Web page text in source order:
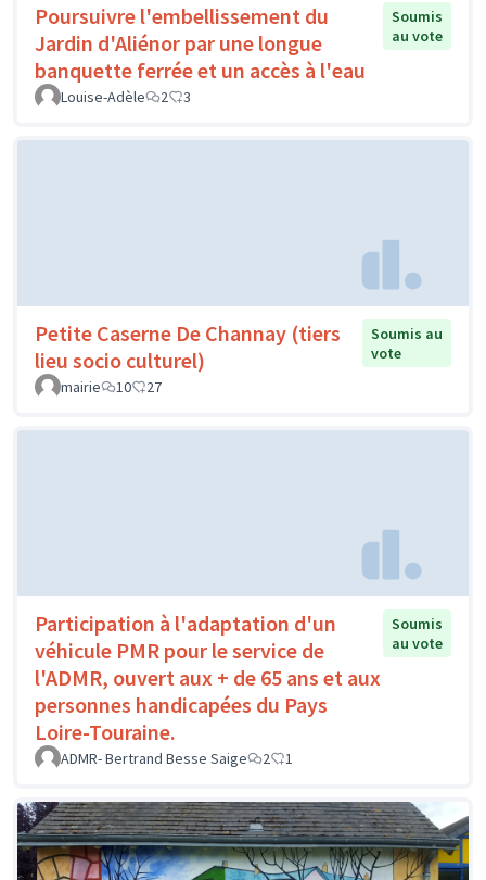
Poursuivre l'embellissement du
Jardin d'Aliénor par une longue
banquette ferrée et un accès à l'eau
Soumis
au vote
Louise-Adèle 2 3
Petite Caserne De Channay (tiers
lieu socio culturel)
Soumis au
vote
mairie
10 27
Participation à l'adaptation d'un
véhicule PMR pour le service de
l'ADMR, ouvert aux + de 65 ans et aux
personnes handicapées du Pays
Loire-Touraine.
Soumis
au vote
ADMR- Bertrand Besse Saige 2 1